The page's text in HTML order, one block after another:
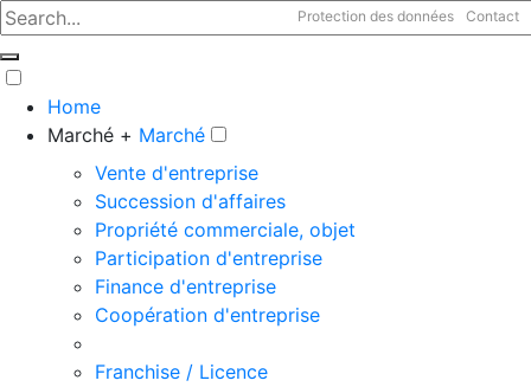
Protection des données Contact
Home
Marché + Marché
Vente d'entreprise
Succession d'affaires
Propriété commerciale, objet
Participation d'entreprise
Finance d'entreprise
Coopération d'entreprise
Franchise / Licence